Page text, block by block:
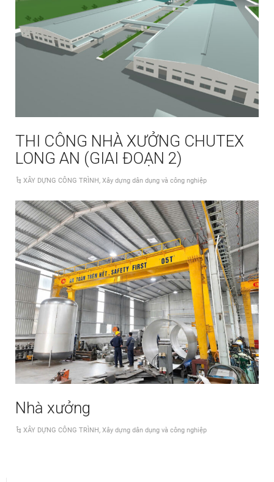
THI CÔNG NHÀ XƯỞNG CHUTEX
LONG AN (GIAI ĐOẠN 2)
XÂY DỰNG CÔNG TRÌNH,Xây dựng dân dụng và công nghiệp
Nhà xưởng
XÂY DỰNG CÔNG TRÌNH ,Xây dựng dân dụng và công nghiệp